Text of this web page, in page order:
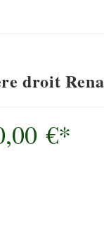
droit
€*